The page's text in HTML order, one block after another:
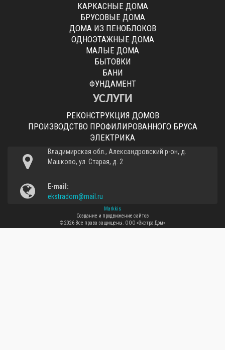
КАРКАСНЫЕ ДОМА
БРУСОВЫЕ ДОМА
ДОМА ИЗ ПЕНОБЛОКОВ
ОДНОЭТАЖНЫЕ ДОМА
МАЛЫЕ ДОМА
БЫТОВКИ
БАНИ
ФУНДАМЕНТ
УСЛУГИ
РЕКОНСТРУКЦИЯ ДОМОВ
ПРОИЗВОДСТВО ПРОФИЛИРОВАННОГО БРУСА
ЭЛЕКТРИКА
Владимирская обл., Александровский р-он, д.
Машково, ул. Старая, д. 2
E-mail:
ekstradom@mail.ru
Markkis
Создание и продвижение сайтов
© 2026 Все права защищены. ООО «Экстра Дом»